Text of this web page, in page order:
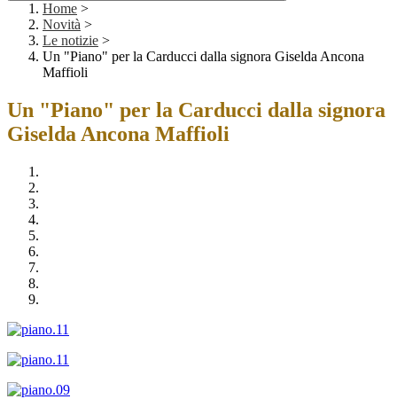
Home >
Novità >
Le notizie >
Un "Piano" per la Carducci dalla signora Giselda Ancona
Maffioli
Un "Piano" per la Carducci dalla signora
Giselda Ancona Maffioli